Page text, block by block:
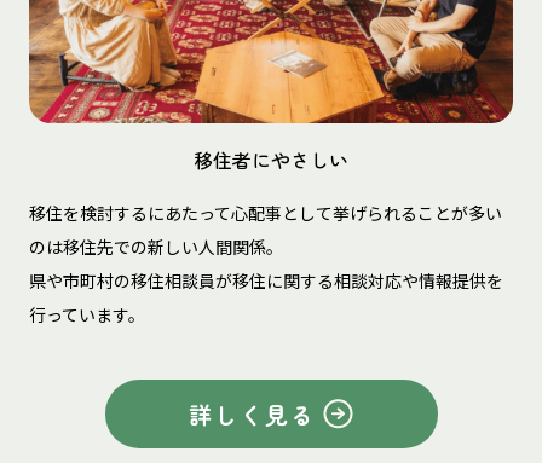
移住者にやさしい
移住を検討するにあたって心配事として挙げられることが多い
のは移住先での新しい人間関係。
県や市町村の移住相談員が移住に関する相談対応や情報提供を
行っています。
詳しく見る